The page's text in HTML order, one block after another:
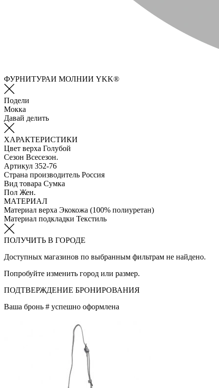
ФУРНИТУРАИ МОЛНИИ YKK®
Подели
Мокка
Давай делить
ХАРАКТЕРИСТИКИ
Цвет верха Голубой
Сезон Всесезон.
Артикул 352-76
Страна производитель Россия
Вид товара Сумка
Пол Жен.
МАТЕРИАЛ
Материал верха Экокожа (100% полиуретан)
Материал подкладки Текстиль
ПОЛУЧИТЬ В ГОРОДЕ
Доступных магазинов по выбранным фильтрам не найдено.
Попробуйте изменить город или размер.
ПОДТВЕРЖДЕНИЕ БРОНИРОВАНИЯ
Ваша бронь # успешно оформлена